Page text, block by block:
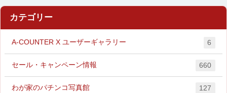
カテゴリー
A-COUNTER X ユーザーギャラリー 6
セール・キャンペーン情報 660
わが家のパチンコ写真館 127